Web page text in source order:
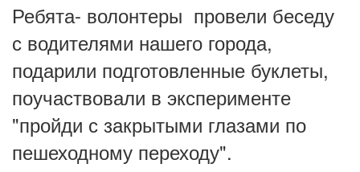
Ребята- волонтеры провели беседу
с водителями нашего города,
подарили подготовленные буклеты,
поучаствовали в эксперименте
"пройди с закрытыми глазами по
пешеходному переходу".